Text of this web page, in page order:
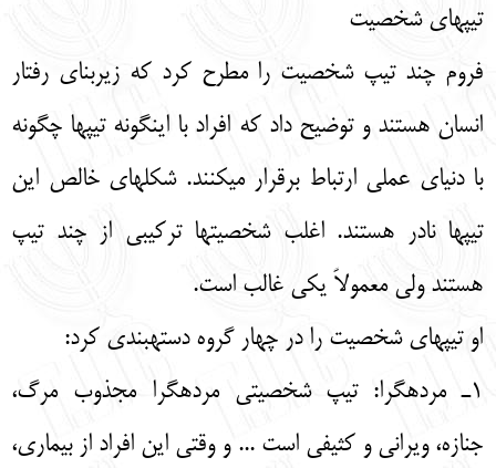
تیپهای شخصیت
فروم چند تیپ شخصیت را مطرح کرد که زیربنای رفتار
انسان هستند و توضیح داد که افراد با اینگونه تیپها چگونه
با دنیای عملی ارتباط برقرار میکنند. شکلهای خالص این
تیپها نادر هستند. اغلب شخصیتها ترکیبی از چند تیپ
هستند ولی معمولاً یکی غالب است.
او تیپهای شخصیت را در چهار گروه دستهبندی کرد:
1ـ مردهگرا: تیپ شخصیتی مردهگرا مجذوب مرگ،
جنازه، ویرانی و کثیفی است ... و وقتی این افراد از بیماری،